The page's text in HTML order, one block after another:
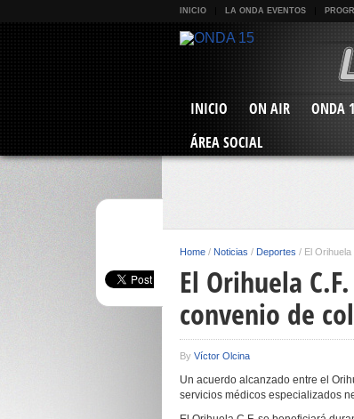
INICIO LA ONDA EVENTOS
INICIO ON AIR ONDA
ÁREA SOCIAL
Home / Noticias / Deportes / El
El Orihuela
convenio de
By Víctor Olcina
Un acuerdo alcanzado entre el
servicios médicos especializados